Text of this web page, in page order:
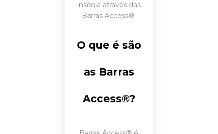
insónia através das
Barras Access®.
O que é são
as Barras
Access®?